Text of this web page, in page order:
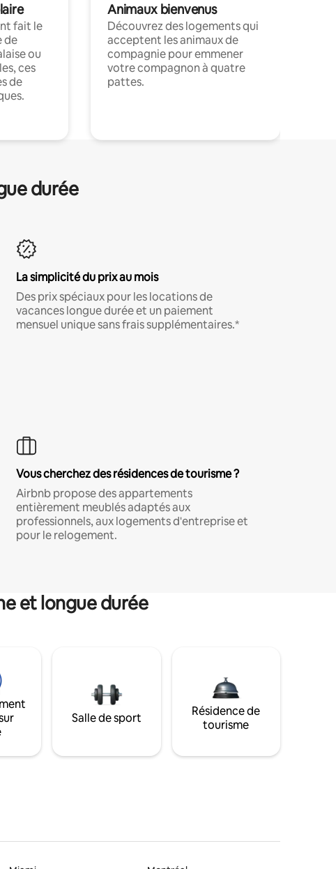
fait le
de
ou
ces
de
Animaux bienvenus
Découvrez des logements qui
acceptent les animaux de
compagnie pour emmener
votre compagnon à quatre
pattes.
durée
La simplicité du prix au mois
Des prix spéciaux pour les locations de
vacances longue durée et un paiement
mensuel unique sans frais supplémentaires.*
Vous cherchez des résidences de tourisme ?
Airbnb propose des appartements
entièrement meublés adaptés aux
professionnels, aux logements d'entreprise et
pour le relogement.
et longue durée
Salle de sport
Résidence de
tourisme